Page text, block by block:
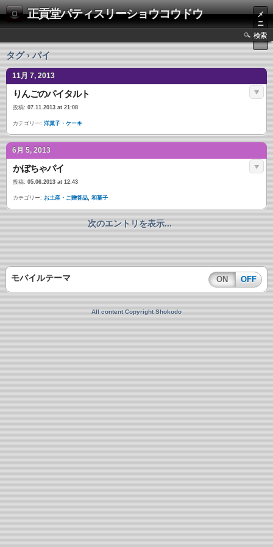
正貢堂パティスリーショウコウドウ
メ
ニ
ュ
ー
検索
タグ › パイ
11月 7, 2013
りんごのパイタルト
投稿: 07.11.2013 at 21:08
カテゴリー: 洋菓子・ケーキ
6月 5, 2013
かぼちゃパイ
投稿: 05.06.2013 at 12:43
カテゴリー: お土産・ご贈答品, 和菓子
次のエントリを表示...
モバイルテーマ ON OFF
All content Copyright Shokodo